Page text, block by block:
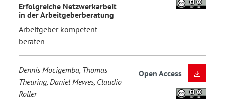
Erfolgreiche Netzwerkarbeit
in der Arbeitgeberberatung
Arbeitgeber kompetent
beraten
Dennis Mocigemba, Thomas
Theuring, Daniel Mewes, Claudio
Roller
Open Access